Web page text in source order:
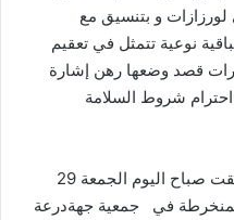
لورزازات و بتنسيق مع
نوعية تتمثل في تعقيم
قصد وضعها رهن إشارة
شروط السلامة
سيستفيد من هاته العملية التي انطلقت صباح اليوم الجمعة 29
المنخرطة في جمعية جهةدرعة